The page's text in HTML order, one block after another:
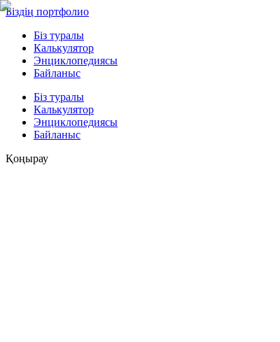
Біздің портфолио
Біз туралы
Калькулятор
Энциклопедиясы
Байланыс
Біз туралы
Калькулятор
Энциклопедиясы
Байланыс
Қоңырау